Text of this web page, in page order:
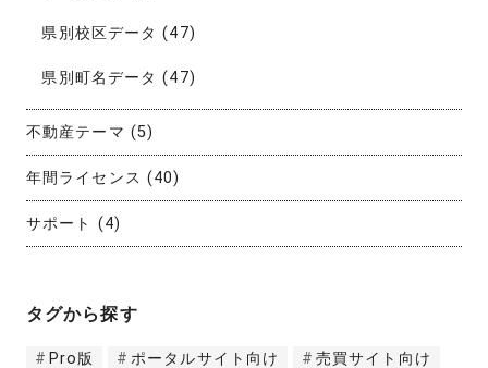
県別校区データ (47)
県別町名データ (47)
不動産テーマ (5)
年間ライセンス (40)
サポート (4)
タグから探す
Pro版 ポータルサイト向け 売買サイト向け